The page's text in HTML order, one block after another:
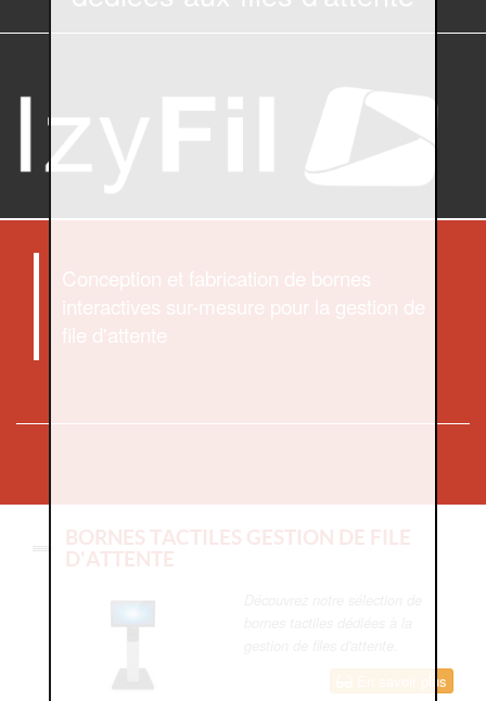
Conception et fabrication de bornes
interactives sur-mesure pour la gestion de
file d'attente
BORNES TACTILES GESTION DE FILE
D'ATTENTE
En savoir plus